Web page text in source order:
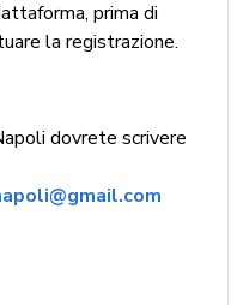
prima di
la registrazione.
dovrete scrivere